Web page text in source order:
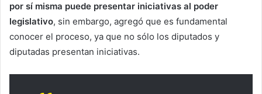
por sí misma puede presentar iniciativas al poder
legislativo, sin embargo, agregó que es fundamental
conocer el proceso, ya que no sólo los diputados y
diputadas presentan iniciativas.